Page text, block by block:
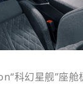
科幻星舰”座舱